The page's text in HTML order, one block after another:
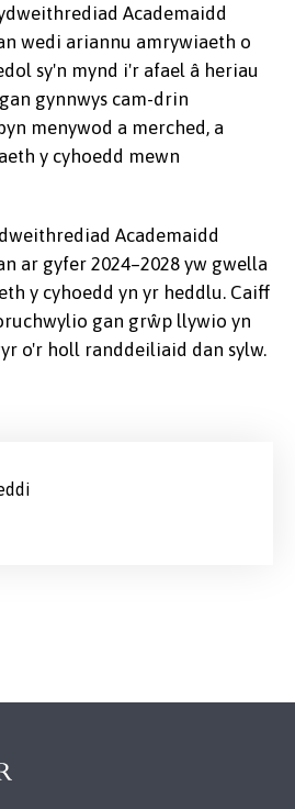
Academaidd
wedi ariannu amrywiaeth o
sy'n mynd i'r afael â heriau
gynnwys cam-drin
menywod a merched, a
y cyhoedd mewn
Academaidd
ar gyfer 2024–2028 yw gwella
y cyhoedd yn yr heddlu. Caiff
gan grŵp llywio yn
o'r holl randdeiliaid dan sylw.